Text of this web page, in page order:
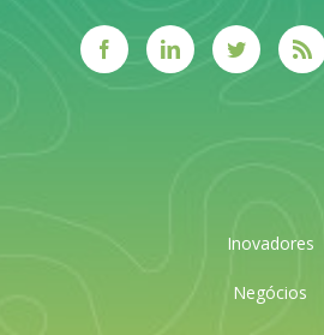
Inovadores
Negócios